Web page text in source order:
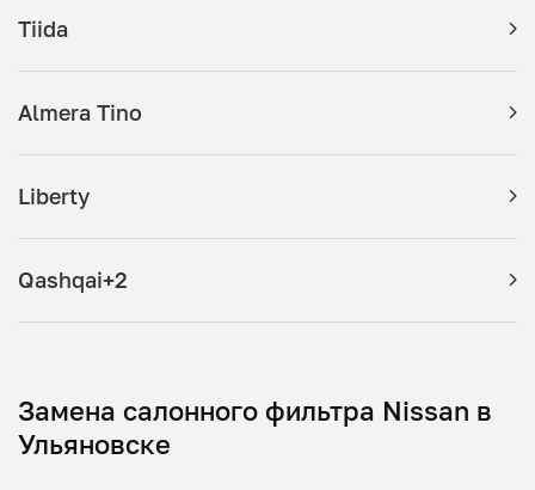
Tiida
Almera Tino
Liberty
Qashqai+2
Замена салонного фильтра Nissan в
Ульяновске